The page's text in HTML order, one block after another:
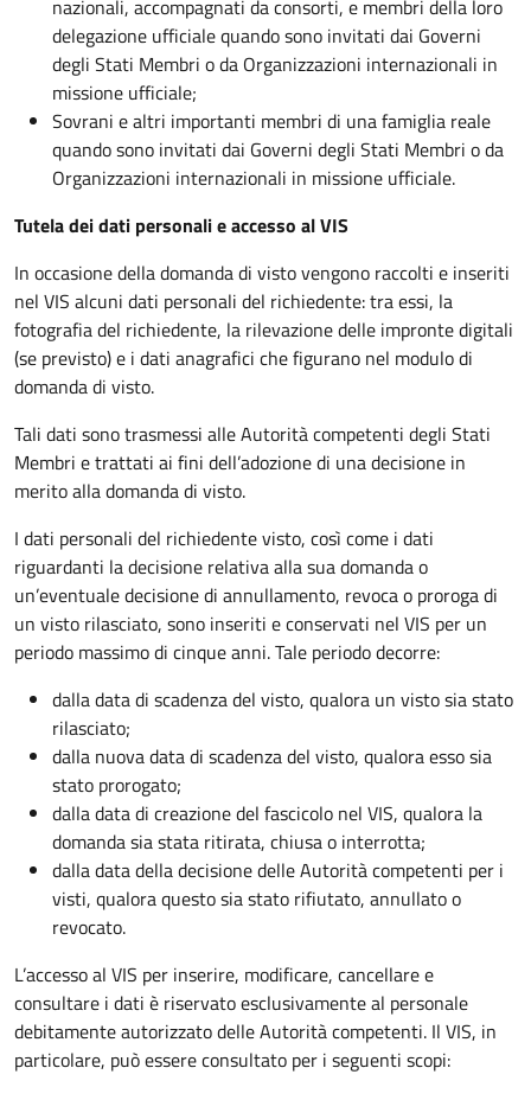
nazionali, accompagnati da consorti, e membri della loro
delegazione ufficiale quando sono invitati dai Governi
degli Stati Membri o da Organizzazioni internazionali in
missione ufficiale;
Sovrani e altri importanti membri di una famiglia reale
quando sono invitati dai Governi degli Stati Membri o da
Organizzazioni internazionali in missione ufficiale.
Tutela dei dati personali e accesso al VIS
In occasione della domanda di visto vengono raccolti e inseriti
nel VIS alcuni dati personali del richiedente: tra essi, la
fotografia del richiedente, la rilevazione delle impronte digitali
(se previsto) e i dati anagrafici che figurano nel modulo di
domanda di visto.
Tali dati sono trasmessi alle Autorità competenti degli Stati
Membri e trattati ai fini dell’adozione di una decisione in
merito alla domanda di visto.
I dati personali del richiedente visto, così come i dati
riguardanti la decisione relativa alla sua domanda o
un’eventuale decisione di annullamento, revoca o proroga di
un visto rilasciato, sono inseriti e conservati nel VIS per un
periodo massimo di cinque anni. Tale periodo decorre:
dalla data di scadenza del visto, qualora un visto sia stato
rilasciato;
dalla nuova data di scadenza del visto, qualora esso sia
stato prorogato;
dalla data di creazione del fascicolo nel VIS, qualora la
domanda sia stata ritirata, chiusa o interrotta;
dalla data della decisione delle Autorità competenti per i
visti, qualora questo sia stato rifiutato, annullato o
revocato.
L’accesso al VIS per inserire, modificare, cancellare e
consultare i dati è riservato esclusivamente al personale
debitamente autorizzato delle Autorità competenti. Il VIS, in
particolare, può essere consultato per i seguenti scopi: